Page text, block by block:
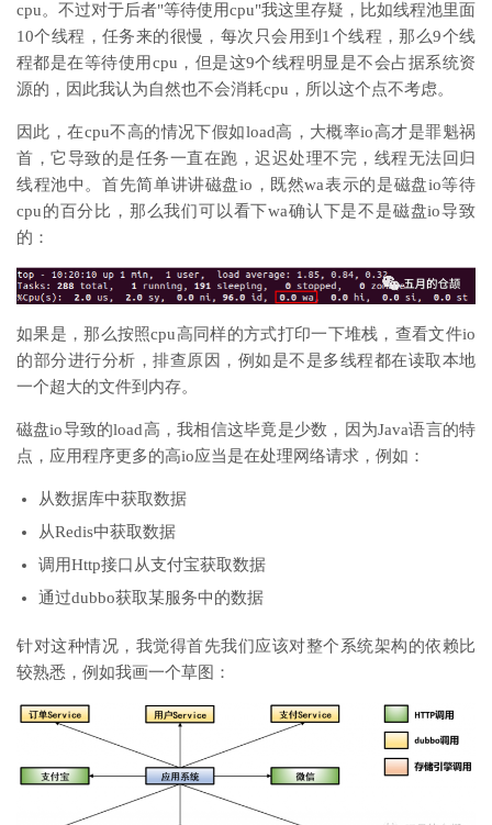
cpu。不过对于后者"等待使用cpu"我这里存疑，比如线程池里面
10个线程，任务来的很慢，每次只会用到1个线程，那么9个线
程都是在等待使用cpu，但是这9个线程明显是不会占据系统资
源的，因此我认为自然也不会消耗cpu，所以这个点不考虑。
因此，在cpu不高的情况下假如load高，大概率io高才是罪魁祸
首，它导致的是任务一直在跑，迟迟处理不完，线程无法回归
线程池中。首先简单讲讲磁盘io，既然wa表示的是磁盘io等待
cpu的百分比，那么我们可以看下wa确认下是不是磁盘io导致
的：
如果是，那么按照cpu高同样的方式打印一下堆栈，查看文件io
的部分进行分析，排查原因，例如是不是多线程都在读取本地
一个超大的文件到内存。
磁盘io导致的load高，我相信这毕竟是少数，因为Java语言的特
点，应用程序更多的高io应当是在处理网络请求，例如：
从数据库中获取数据
从Redis中获取数据
调用Http接口从支付宝获取数据
通过dubbo获取某服务中的数据
针对这种情况，我觉得首先我们应该对整个系统架构的依赖比
较熟悉，例如我画一个草图：